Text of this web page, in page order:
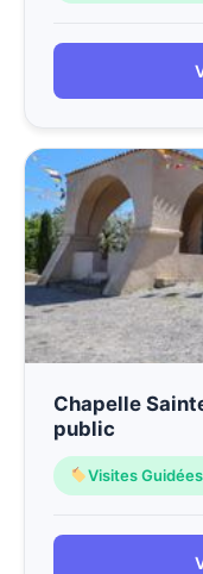
Chapelle
public
Visites